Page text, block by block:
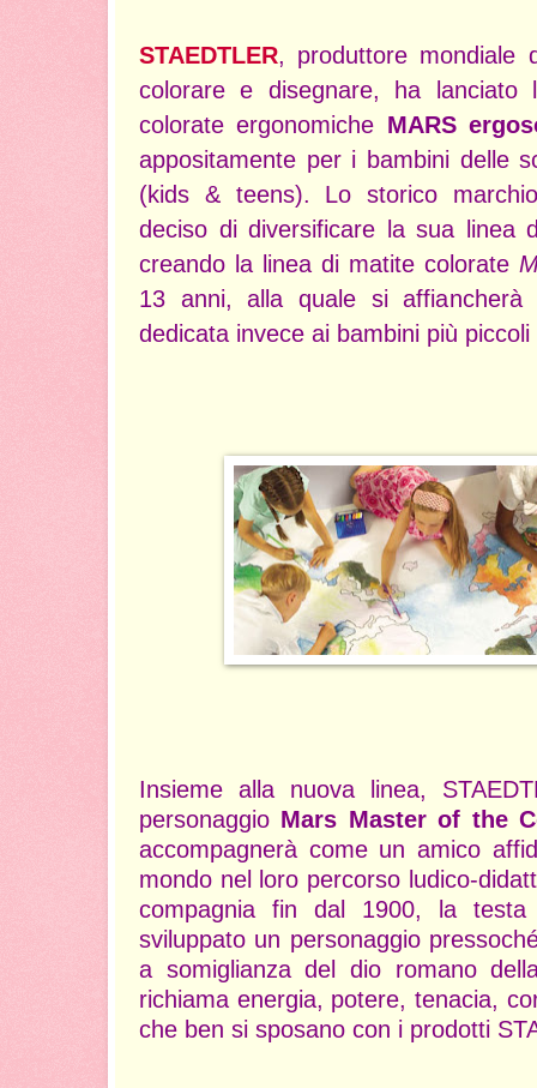
STAEDTLER, produttore mondiale
colorare e disegnare, ha
colorate ergonomiche MARS
appositamente per i bambini delle
(kids & teens). Lo storico
deciso di diversificare la sua linea
creando la linea di matite colorate
13 anni, alla quale si
dedicata invece ai bambini più
Insieme alla nuova linea,
personaggio Mars Master of the
accompagnerà come un amico
mondo nel loro percorso ludico-
compagnia fin dal 1900, la
sviluppato un personaggio
a somiglianza del dio romano
richiama energia, potere, tenacia,
che ben si sposano con i prodotti